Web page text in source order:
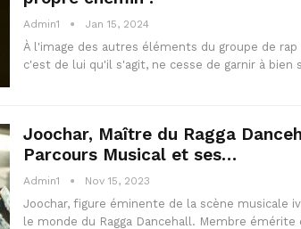
Admin1 Jan 15, 2024
À l'image des autres éléments du groupe de rap
c'est de lui qu'il s'agit, ne cesse de garnir à
Joochar, Maître du Ragga
Parcours Musical et ses…
Admin1 Nov 15, 2023
Joochar, figure éminente de la scène musicale
le monde du Ragga Dancehall. Membre